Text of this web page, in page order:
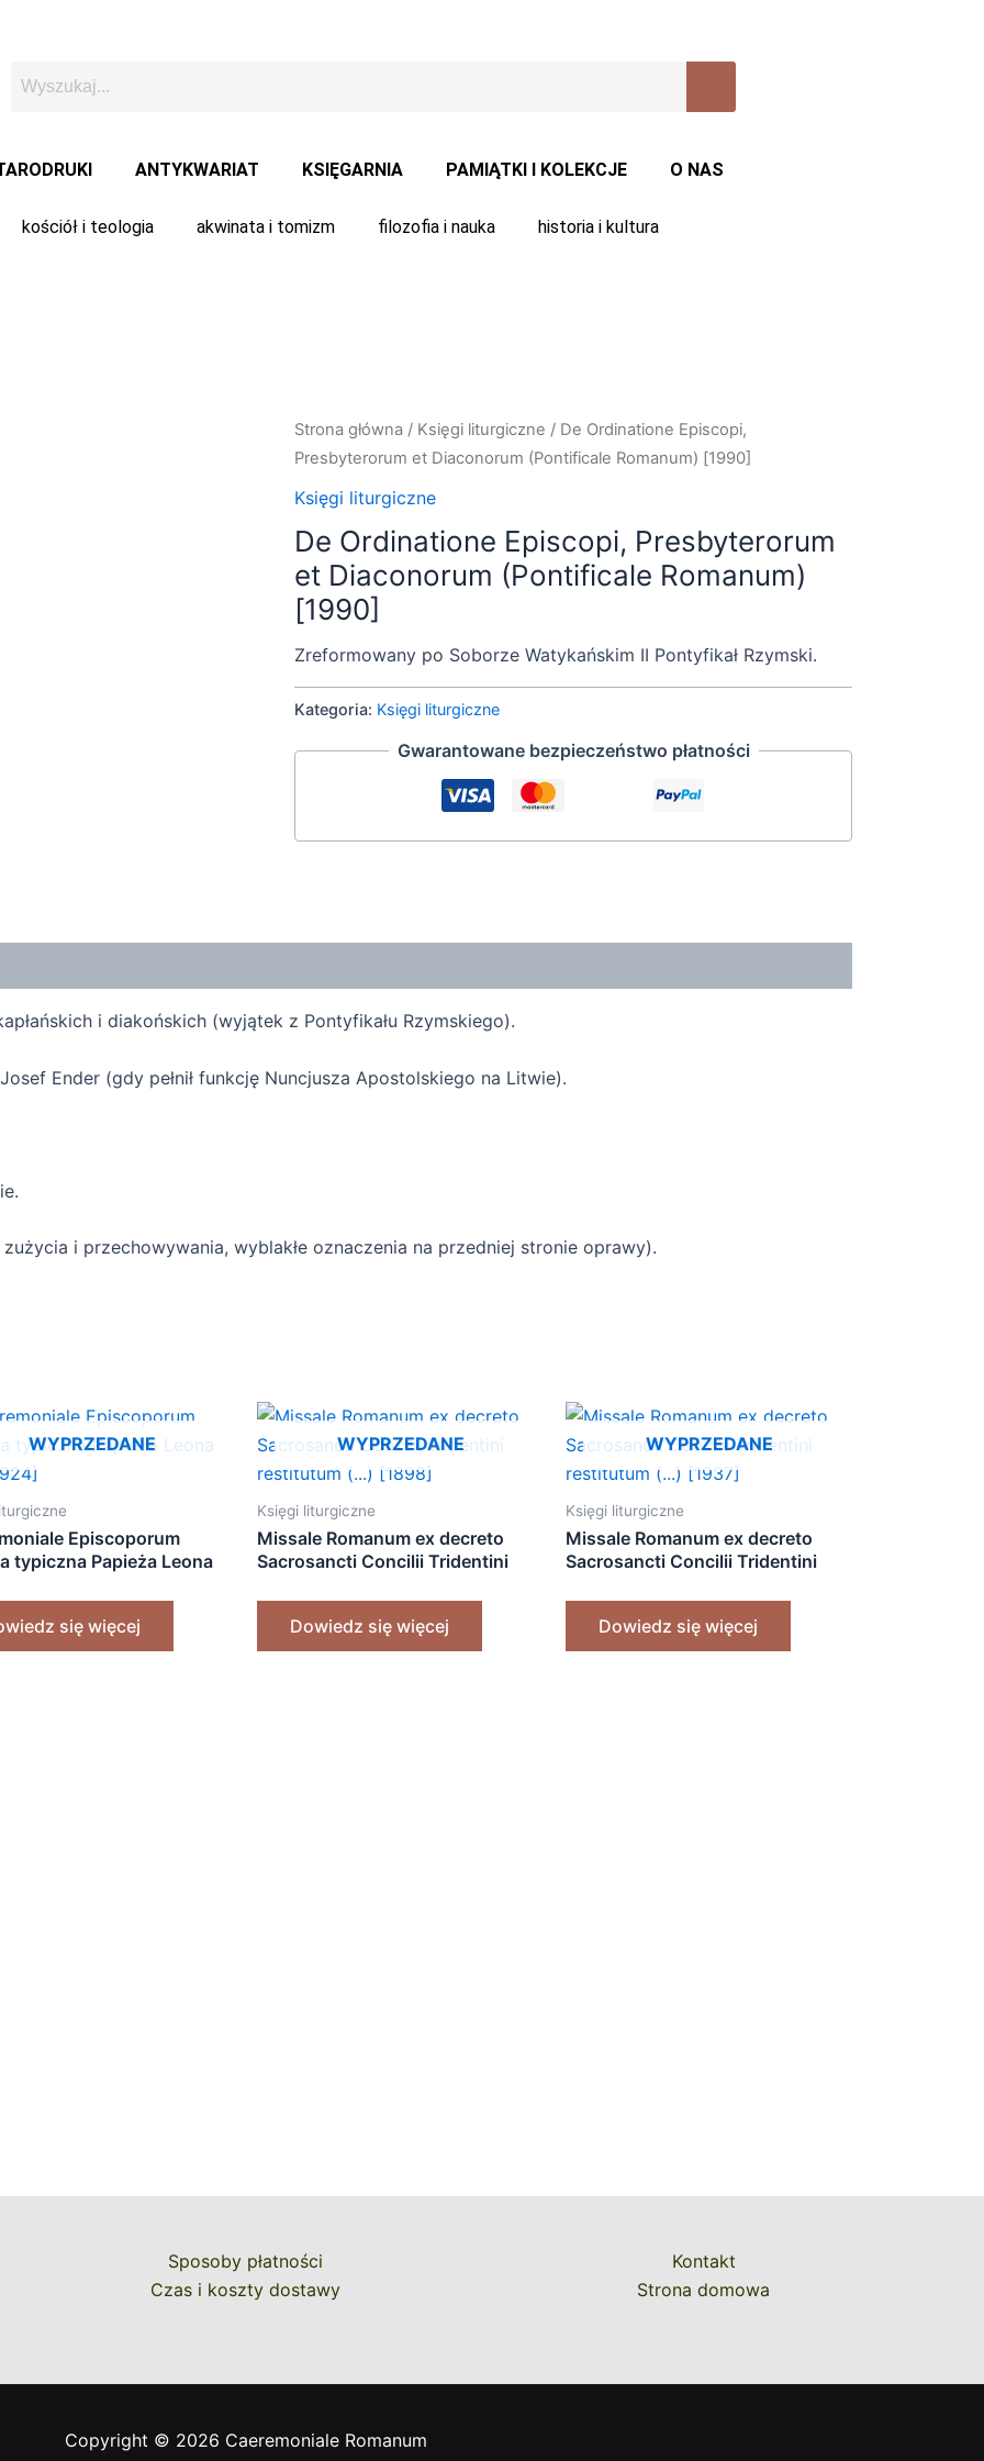
ANTYKWARIAT KSIĘGARNIA PAMIĄTKI I KOLEKCJE O NAS
kościół i teologia akwinata i tomizm filozofia i nauka historia i kultura
Strona główna / Księgi liturgiczne / De Ordinatione Episcopi,
Presbyterorum et Diaconorum (Pontificale Romanum) [1990]
Księgi liturgiczne
De Ordinatione Episcopi, Presbyterorum
et Diaconorum (Pontificale Romanum)
[1990]
Zreformowany po Soborze Watykańskim II Pontyfikał Rzymski.
Kategoria: Księgi liturgiczne
Gwarantowane bezpieczeństwo płatności
i diakońskich (wyjątek z Pontyfikału Rzymskiego).
Ender (gdy pełnił funkcję Nuncjusza Apostolskiego na Litwie).
i przechowywania, wyblakłe oznaczenia na przedniej stronie oprawy).
WYPRZEDANE
Episcoporum
typiczna Papieża Leona
się więcej
WYPRZEDANE
Księgi liturgiczne
Missale Romanum ex decreto
Sacrosancti Concilii Tridentini
Dowiedz się więcej
WYPRZEDANE
Księgi liturgiczne
Missale Romanum ex decreto
Sacrosancti Concilii Tridentini
Dowiedz się więcej
Sposoby płatności
Czas i koszty dostawy
Kontakt
Strona domowa
Copyright © 2026 Caeremoniale Romanum